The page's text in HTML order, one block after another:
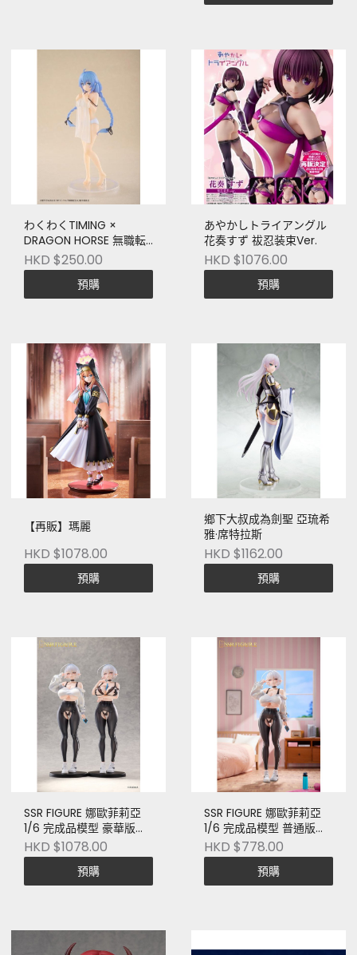
わくわくTIMING ×
DRAGON HORSE 無職転
生III -異世界行ったら本気
だす- ロキシー・ミグル
ディア・グレイラット
1/8スケール塗装済完成品
HKD $250.00
預購
あやかしトライアングル
花奏すず 祓忍装束Ver.
HKD $1076.00
預購
【再販】瑪麗
HKD $1078.00
預購
鄉下大叔成為劍聖 亞琉希
雅·席特拉斯
HKD $1162.00
預購
SSR FIGURE 娜歐菲莉亞
1/6 完成品模型 豪華版
(附特典)
HKD $1078.00
預購
SSR FIGURE 娜歐菲莉亞
1/6 完成品模型 普通版
(附特典)
HKD $778.00
預購